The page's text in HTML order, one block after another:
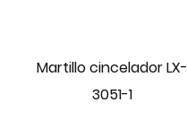
Martillo cincelador LX-
3051-1